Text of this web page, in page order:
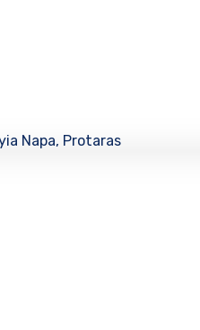
Napa, Protaras